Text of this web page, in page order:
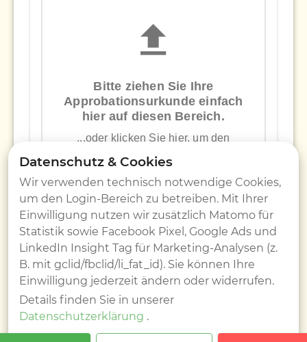
Bitte ziehen Sie Ihre
Approbationsurkunde einfach
hier auf diesen Bereich.
...oder klicken Sie hier, um den
Das Approbationsurkunde sollte ein
Bild oder Scan Ihres Zertifikats sein.
(Bitte laden Sie hier Ihre Approbationsurkunde hoch, falls
vorhanden)
Datenschutz & Cookies
Wir verwenden technisch notwendige Cookies,
um den Login-Bereich zu betreiben. Mit Ihrer
Einwilligung nutzen wir zusätzlich Matomo für
Statistik sowie Facebook Pixel, Google Ads und
LinkedIn Insight Tag für Marketing-Analysen (z.
B. mit gclid/fbclid/li_fat_id). Sie können Ihre
Einwilligung jederzeit ändern oder widerrufen.
Details finden Sie in unserer
Datenschutzerklärung .